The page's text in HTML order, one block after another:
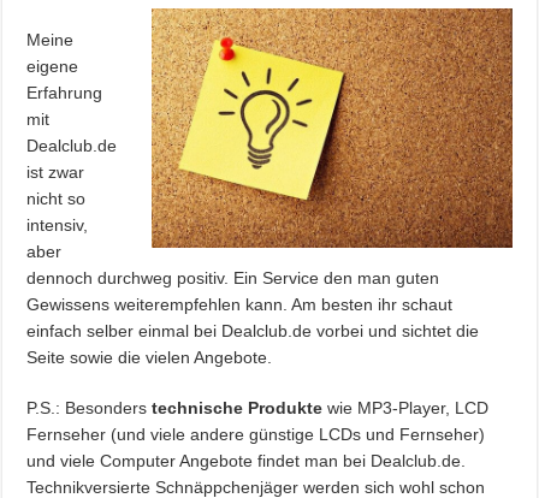
Meine
eigene
Erfahrung
mit
Dealclub.de
ist zwar
nicht so
intensiv,
aber
dennoch durchweg positiv. Ein Service den man guten
Gewissens weiterempfehlen kann. Am besten ihr schaut
einfach selber einmal bei Dealclub.de vorbei und sichtet die
Seite sowie die vielen Angebote.
P.S.: Besonderstechnische Produkte wie MP3-Player, LCD
Fernseher (und viele andere günstige LCDs und Fernseher)
und viele Computer Angebote findet man bei Dealclub.de.
Technikversierte Schnäppchenjäger werden sich wohl schon